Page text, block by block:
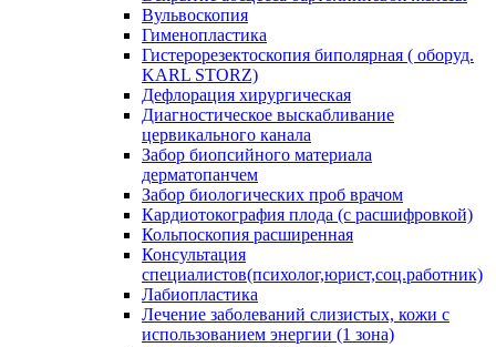
Вульвоскопия
Гименопластика
Гистерорезектоскопия биполярная ( оборуд.
KARL STORZ)
Дефлорация хирургическая
Диагностическое выскабливание
цервикального канала
Забор биопсийного материала
дерматопанчем
Забор биологических проб врачом
Кардиотокография плода (с расшифровкой)
Кольпоскопия расширенная
Консультация
специалистов(психолог,юрист,соц.работник)
Лабиопластика
Лечение заболеваний слизистых, кожи с
использованием энергии (1 зона)